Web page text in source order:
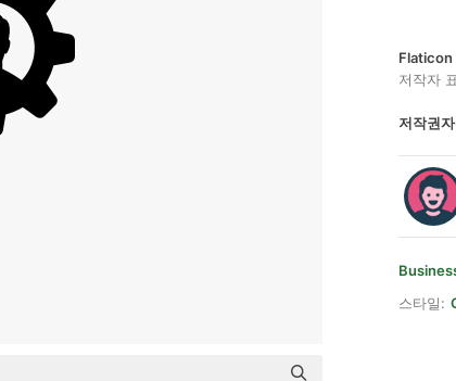
Flaticon
저작자
저작권
스타일: